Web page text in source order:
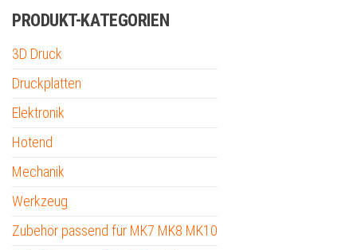
PRODUKT-KATEGORIEN
3D Druck
Druckplatten
Elektronik
Hotend
Mechanik
Werkzeug
Zubehör passend für MK7 MK8 MK10